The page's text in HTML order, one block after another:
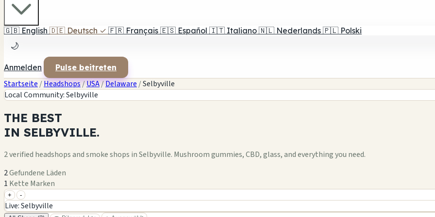
🇬🇧 English 🇩🇪 Deutsch ✓ 🇫🇷 Français 🇪🇸 Español 🇮🇹 Italiano 🇳🇱 Nederlands 🇵🇱 Polski
🌙
Anmelden Pulse beitreten
Startseite /Headshops/USA/Delaware /Selbyville
Local Community: Selbyville
THE BEST
IN SELBYVILLE.
2 verified headshops and smoke shops in Selbyville. Mushroom gummies, CBD, glass, and everything you need.
2Gefundene Läden
1 Kette Marken
+
+ -
Live: Selbyville